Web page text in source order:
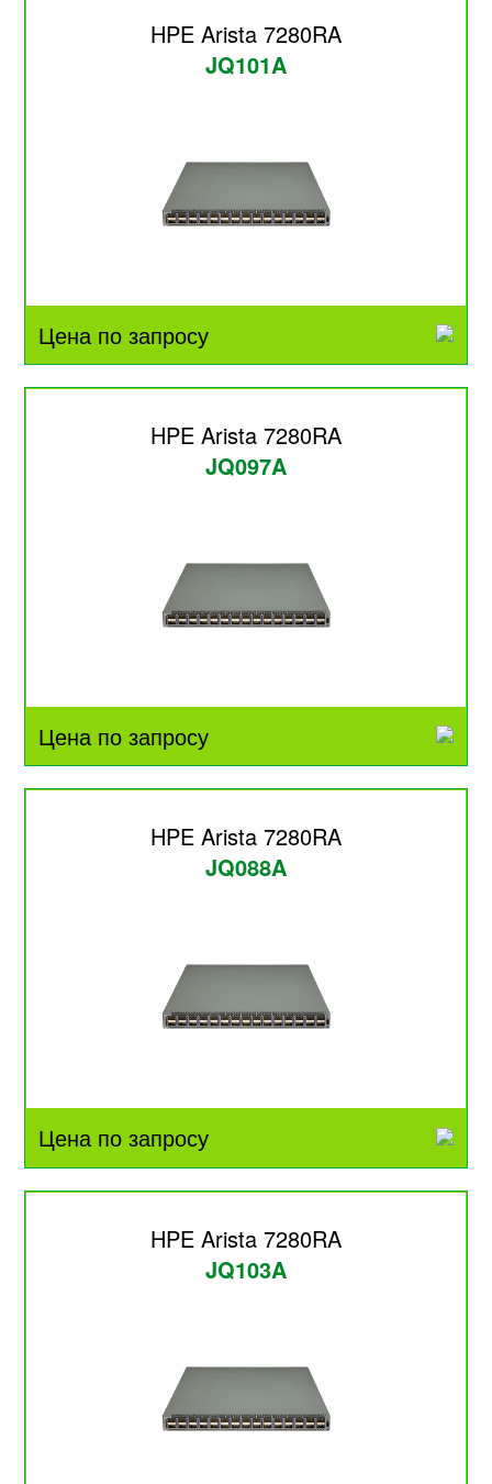
HPE Arista 7280RA
JQ101A
Цена по запросу
HPE Arista 7280RA
JQ097A
Цена по запросу
HPE Arista 7280RA
JQ088A
Цена по запросу
HPE Arista 7280RA
JQ103A